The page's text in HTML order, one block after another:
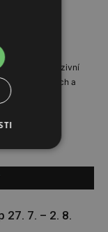
a exkluzivní
zajímavých a
27. 7. – 2. 8.